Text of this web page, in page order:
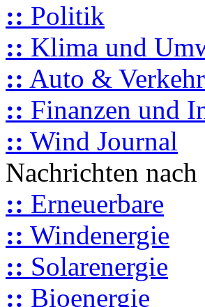
:: Politik
:: Klima und
:: Auto & Verkehr
:: Finanzen und
:: Wind Journal
Nachrichten
:: Erneuerbare
:: Windenergie
:: Solarenergie
:: Bioenergie